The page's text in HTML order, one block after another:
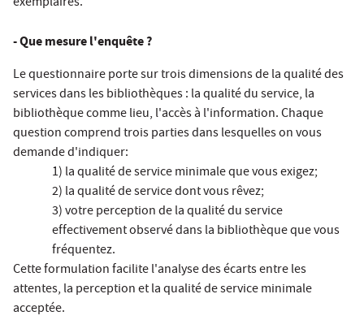
- Que mesure l'enquête ?
Le questionnaire porte sur trois dimensions de la qualité des
services dans les bibliothèques : la qualité du service, la
bibliothèque comme lieu, l'accès à l'information. Chaque
question comprend trois parties dans lesquelles on vous
demande d'indiquer:
1) la qualité de service minimale que vous exigez;
2) la qualité de service dont vous rêvez;
3) votre perception de la qualité du service
effectivement observé dans la bibliothèque que vous
fréquentez.
Cette formulation facilite l'analyse des écarts entre les
attentes, la perception et la qualité de service minimale
acceptée.